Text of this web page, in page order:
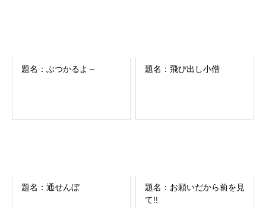
題名：ぶつかるよ～ 題名：飛び出し小僧
題名：通せんぼ
題名：お願いだから前を見
て!!